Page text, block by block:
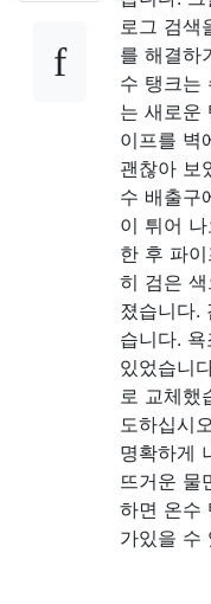
로그 검색
를 해결하
수 탱크는
는 새로운
이프를 벽
괜찮아 보
수 배출구
이 튀어
한 후 파
히 검은
졌습니다.
습니다.
있었습니
로 교체했
도하십시
명확하게
뜨거운 물
하면 온수
가있을 수